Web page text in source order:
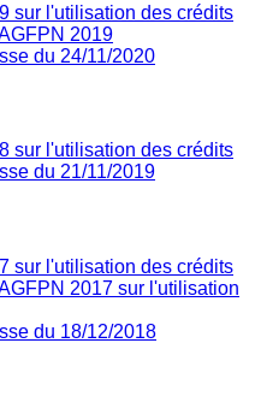
sur l'utilisation des crédits
2019
du 24/11/2020
sur l'utilisation des crédits
du 21/11/2019
sur l'utilisation des crédits
2017 sur l'utilisation
du 18/12/2018